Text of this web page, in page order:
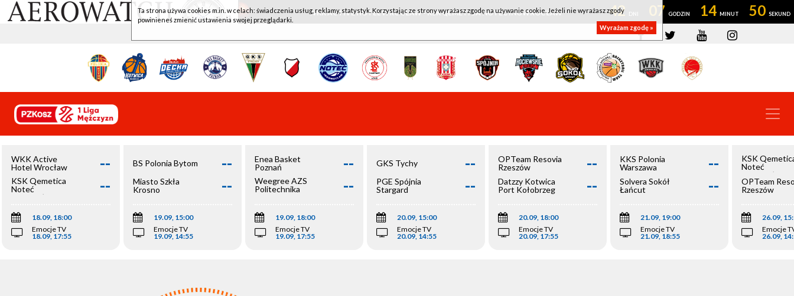
WKK ACTIVE HOTEL WROCŁAW - KSK QEMETICA NOTEĆ INOWROCŁAW 42 07 14 50
WKK Active
Hotel Wrocław
--
KSK Qemetica
Noteć
Inowrocław
--
18.09, 18:00
Emocje TV
18.09, 17:55
BS Polonia Bytom --
Miasto Szkła
Krosno
--
19.09, 15:00
Emocje TV
19.09, 14:55
Enea Basket
Poznań
--
Weegree AZS
Politechnika
--
19.09, 18:00
Emocje TV
19.09, 17:55
GKS Tychy --
PGE Spójnia
Stargard
--
20.09, 15:00
Emocje TV
20.09, 14:55
OPTeam Resovia
Rzeszów
--
Datzzy Kotwica
Port Kołobrzeg
--
20.09, 18:00
Emocje TV
20.09, 17:55
KKS Polonia
Warszawa
--
Solvera Sokół
Łańcut
--
21.09, 19:00
Emocje TV
21.09, 18:55
KSK
Noteć
Inowrocław
OPTeam
Rzeszów
26.09,
Emocje
26.09,
Ta strona używa cookies m.in. w celach: świadczenia usług, reklamy, statystyk. Korzystając ze strony wyrażasz zgodę na używanie cookie. Jeżeli nie wyrażasz zgody
powinieneś zmienić ustawienia swojej przeglądarki.
Wyrażam zgodę »